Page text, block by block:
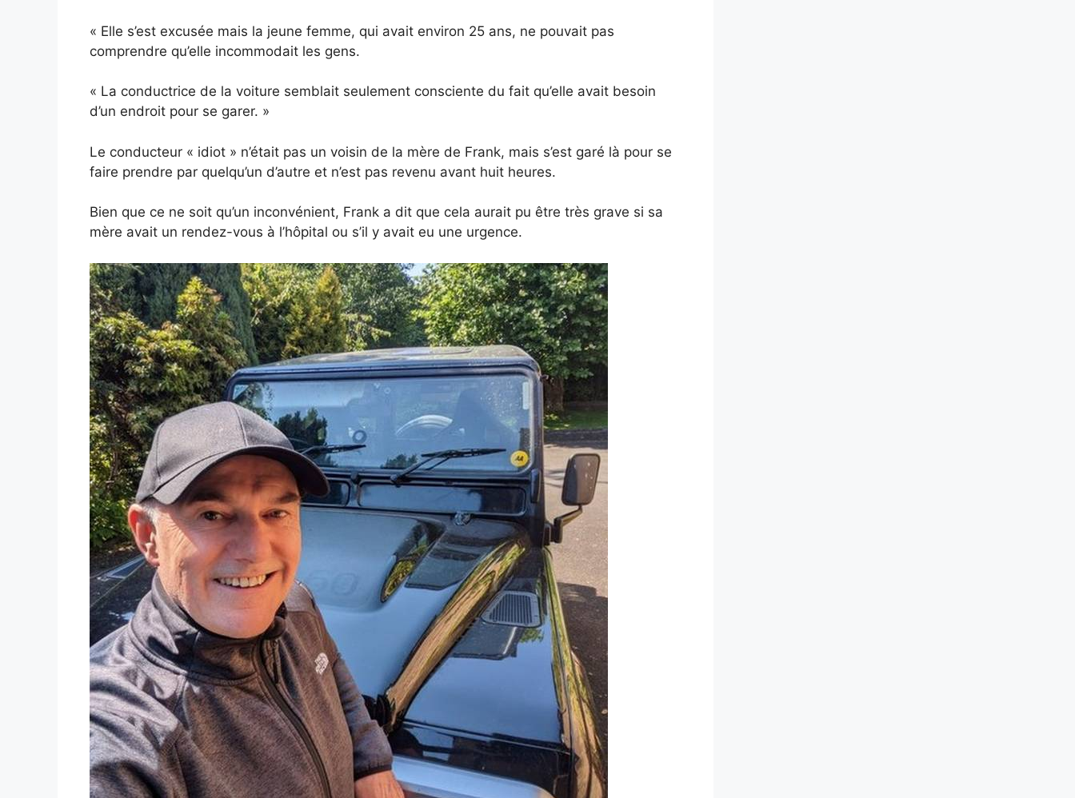
« Elle s’est excusée mais la jeune femme, qui avait environ 25 ans, ne pouvait pas
comprendre qu’elle incommodait les gens.
« La conductrice de la voiture semblait seulement consciente du fait qu’elle avait besoin
d’un endroit pour se garer. »
Le conducteur « idiot » n’était pas un voisin de la mère de Frank, mais s’est garé là pour se
faire prendre par quelqu’un d’autre et n’est pas revenu avant huit heures.
Bien que ce ne soit qu’un inconvénient, Frank a dit que cela aurait pu être très grave si sa
mère avait un rendez-vous à l’hôpital ou s’il y avait eu une urgence.